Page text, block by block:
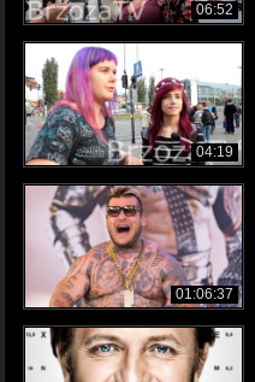
06:52
04:19
01:06:37